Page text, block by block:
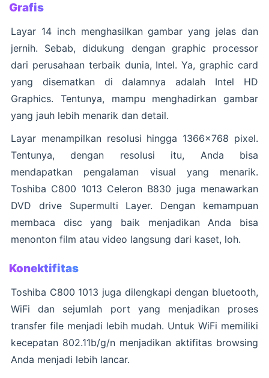
Grafis
Layar 14 inch menghasilkan gambar yang jelas dan
jernih. Sebab, didukung dengan graphic processor
dari perusahaan terbaik dunia, Intel. Ya, graphic card
yang disematkan di dalamnya adalah Intel HD
Graphics. Tentunya, mampu menghadirkan gambar
yang jauh lebih menarik dan detail.
Layar menampilkan resolusi hingga 1366×768 pixel.
Tentunya, dengan resolusi itu, Anda bisa
mendapatkan pengalaman visual yang menarik.
Toshiba C800 1013 Celeron B830 juga menawarkan
DVD drive Supermulti Layer. Dengan kemampuan
membaca disc yang baik menjadikan Anda bisa
menonton film atau video langsung dari kaset, loh.
Konektifitas
Toshiba C800 1013 juga dilengkapi dengan bluetooth,
WiFi dan sejumlah port yang menjadikan proses
transfer file menjadi lebih mudah. Untuk WiFi memiliki
kecepatan 802.11b/g/n menjadikan aktifitas browsing
Anda menjadi lebih lancar.